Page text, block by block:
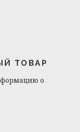
ТОВАР
о